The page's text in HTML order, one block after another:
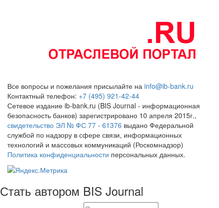
Все вопросы и пожелания присылайте на info@ib-bank.ru
Контактный телефон: +7 (495) 921-42-44
Сетевое издание ib-bank.ru (BIS Journal - информационная
безопасность банков) зарегистрировано 10 апреля 2015г.,
свидетельство ЭЛ № ФС 77 - 61376 выдано Федеральной
службой по надзору в сфере связи, информационных
технологий и массовых коммуникаций (Роскомнадзор)
Политика конфиденциальности персональных данных.
Стать автором BIS Journal